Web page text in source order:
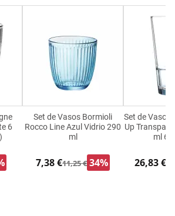
6
Set de Vasos Bormioli
Rocco Line Azul Vidrio 290
ml
7,38 €11,25 € 34%
Set de Vasos
Up
ml 6
26,83 €